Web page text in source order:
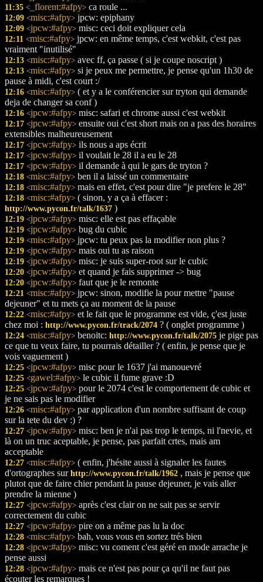
11:35 < _florent:#afpy> ca roule ...
12:09 <misc:#afpy> jpcw: epiphany
12:09 <jpcw:#afpy> misc: ceci doit expliquer cela
12:11 <misc:#afpy> jpcw: en même temps, c'est webkit, c'est pas
vraiment "inutilisé"
12:13 <misc:#afpy> avec ff, ça passe ( si je coupe noscript )
12:13 <misc:#afpy> si je peux me permettre, je pense qu'un 1h30 de
pause à midi, c'est court :/
12:16 <misc:#afpy> ( et y a le conférencier sur tryton qui demande
deja de changer sa conf )
12:16 <jpcw:#afpy> misc: safari et chrome aussi c'est webkit
12:17 <jpcw:#afpy> ensuite oui c'est short mais on a pas des horaires
extensibles malheureusement
12:17 <jpcw:#afpy> ils nous a aps écrit
12:17 <jpcw:#afpy> il voulait le 28 il a eu le 28
12:17 <jpcw:#afpy> il demande à qui le gars de tryton ?
12:18 <misc:#afpy> ben il a laissé un commentaire
12:18 <misc:#afpy> mais en effet, c'est pour dire "je prefere le 28"
12:18 <misc:#afpy> ( sinon, y a ça à effacer :
http://www.pycon.fr/talk/1637 )
12:19 <jpcw:#afpy> misc: elle est pas effaçable
12:19 <jpcw:#afpy> bug du cubic
12:19 <misc:#afpy> jpcw: tu peux pas la modifier non plus ?
12:19 <jpcw:#afpy> mais oui tu as raison
12:19 <jpcw:#afpy> misc: je suis super-root sur le cubic
12:20 <jpcw:#afpy> et quand je fais supprimer -> bug
12:20 <jpcw:#afpy> faut que je le remonte
12:21 <misc:#afpy> jpcw: sinon, modifie la pour mettre "pause
dejeuner" et tu mets ça au moment de la pause
12:22 <misc:#afpy> et le fait que le programme est vide, ç'est juste
chez moi : http://www.pycon.fr/track/2074 ? ( onglet programme )
12:24 <misc:#afpy> benoitc: http://www.pycon.fr/talk/2075 je pige pas
ce que tu veux faire, tu pourrais détailler ? ( enfin, je pense que je
vois vaguement )
12:25 <jpcw:#afpy> misc pour le 1637 j'ai manouevré
12:25 <gawel:#afpy> le cubic il fume grave :D
12:25 <jpcw:#afpy> pour le 2074 c'est le comportement de cubic et
je ne sais pas le modifier
12:26 <misc:#afpy> par application d'un nombre suffisant de coup
sur la tete du dev :) ?
12:27 <jpcw:#afpy> misc: ben je n'ai pas trop le temps, ni l'nevie, et
là on un truc aceptable, je pense, pas parfait crtes, mais am
acceptable
12:27 <misc:#afpy> ( enfin, j'hésite aussi à signaler les fautes
d'ortographes surhttp://www.pycon.fr/talk/1962 , mais je pense que
plutot que de faire chier pendant la pause dejeuner, je vais aller
prendre la mienne )
12:27 <jpcw:#afpy> après c'est clair on ne sait pas se servir
correctement du cubic
12:27 <jpcw:#afpy> pire on a même pas lu la doc
12:28 <misc:#afpy> bah, vous vous en sortez trés bien
12:28 <jpcw:#afpy> misc: vu coment c'est géré en mode arrache je
pense aussi
12:28 <jpcw:#afpy> mais ce n'est pas pour ça qu'il ne faut pas
écouter les remarques !